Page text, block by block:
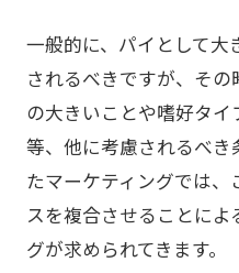
一般的に、パイとして
されるべきですが、そ
の大きいことや嗜好タ
等、他に考慮されるべき
たマーケティングでは
スを複合させることに
グが求められてきます。